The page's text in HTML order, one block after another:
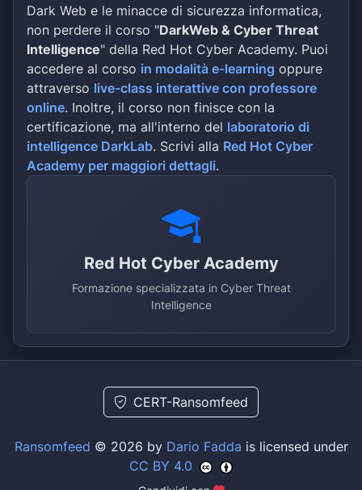
Dark Web e le minacce di sicurezza informatica,
non perdere il corso "DarkWeb & Cyber Threat
Intelligence" della Red Hot Cyber Academy. Puoi
accedere al corso in modalità e-learning oppure
attraverso live-class interattive con professore
online. Inoltre, il corso non finisce con la
certificazione, ma all'interno del laboratorio di
intelligence DarkLab. Scrivi alla Red Hot Cyber
Academy per maggiori dettagli.
Red Hot Cyber Academy
Formazione specializzata in Cyber Threat
Intelligence
CERT-Ransomfeed
Ransomfeed © 2026 by Dario Fadda is licensed under
CC BY 4.0